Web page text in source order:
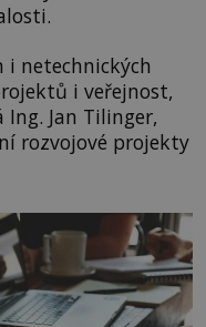
netechnických
i veřejnost,
Jan Tilinger,
rozvojové projekty